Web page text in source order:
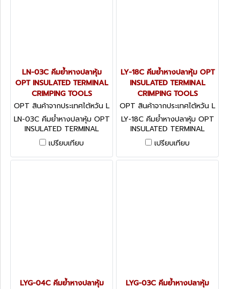
LN-03C คีมย้ำหางปลาหุ้ม
OPT INSULATED TERMINAL
CRIMPING TOOLS
OPT สินค้าจากประเทศไต้หวัน L
N-03C
LN-03C คีมย้ำหางปลาหุ้ม OPT
INSULATED TERMINAL
CRIMPING TOOLS
เปรียบเทียบ
LY-18C คีมย้ำหางปลาหุ้ม OPT
INSULATED TERMINAL
CRIMPING TOOLS
OPT สินค้าจากประเทศไต้หวัน L
Y-18C
LY-18C คีมย้ำหางปลาหุ้ม OPT
INSULATED TERMINAL
CRIMPING TOOLS
เปรียบเทียบ
LYG-04C คีมย้ำหางปลาหุ้ม
LYG-03C คีมย้ำหางปลาหุ้ม